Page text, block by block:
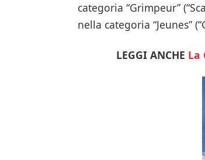
categoria “Grimpeur”
nella categoria “Jeunes”
LEGGI ANCHE La